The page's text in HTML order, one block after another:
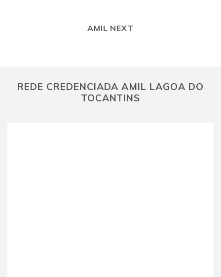
AMIL NEXT
REDE CREDENCIADA AMIL LAGOA DO
TOCANTINS